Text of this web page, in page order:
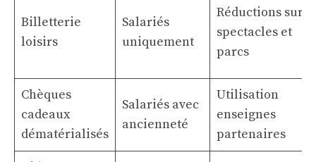
Billetterie
loisirs
Salariés
uniquement
Réductions sur
spectacles et
parcs
Chèques
cadeaux
dématérialisés
Salariés avec
ancienneté
Utilisation
enseignes
partenaires